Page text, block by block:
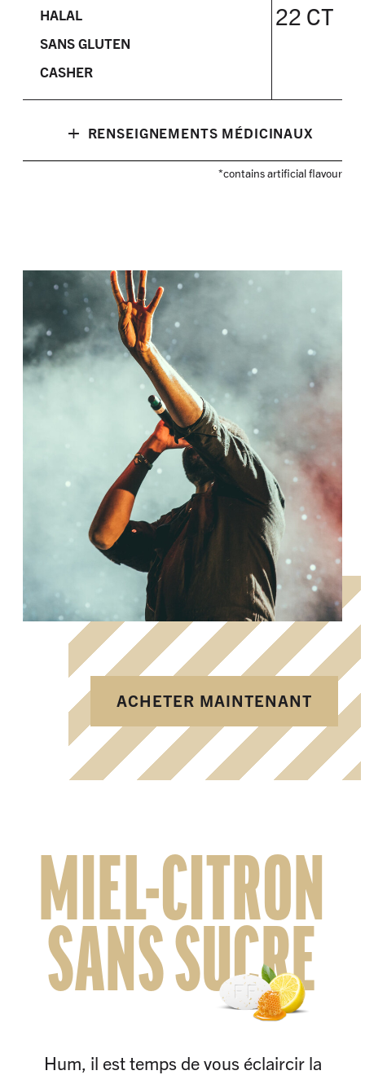
HALAL
SANS GLUTEN
CASHER
22 CT
+ RENSEIGNEMENTS MÉDICINAUX
*contains artificial flavour
ACHETER MAINTENANT
MIEL-CITRON
SANS SUCRE
Hum, il est temps de vous éclaircir la